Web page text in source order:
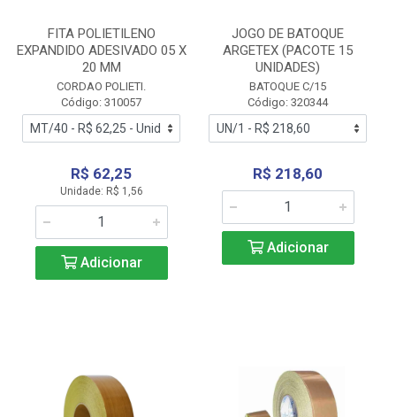
FITA POLIETILENO
EXPANDIDO ADESIVADO 05 X
20 MM
CORDAO POLIETI.
Código: 310057
R$ 62,25
Unidade: R$ 1,56
Adicionar
JOGO DE BATOQUE
ARGETEX (PACOTE 15
UNIDADES)
BATOQUE C/15
Código: 320344
R$ 218,60
Adicionar